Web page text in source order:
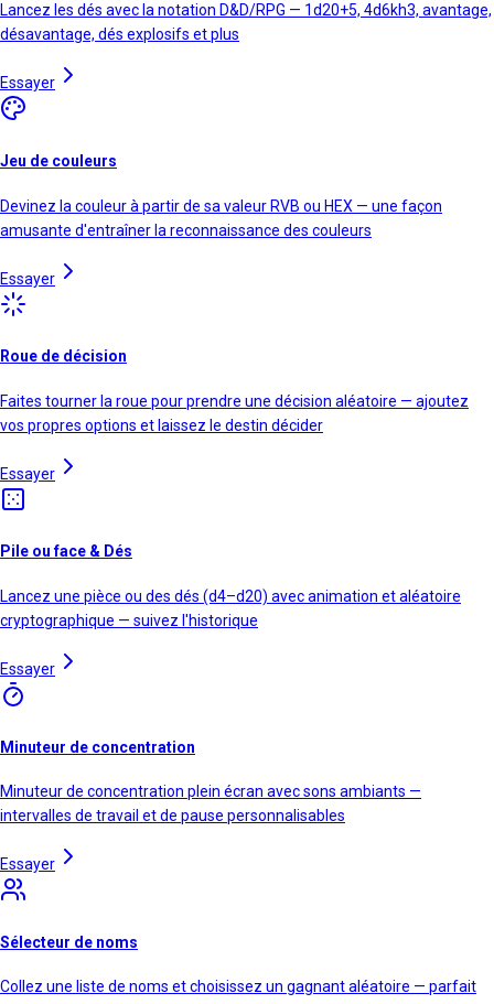
Lancez les dés avec la notation D&D/RPG — 1d20+5, 4d6kh3, avantage,
désavantage, dés explosifs et plus
Essayer
Jeu de couleurs
Devinez la couleur à partir de sa valeur RVB ou HEX — une façon
amusante d'entraîner la reconnaissance des couleurs
Essayer
Roue de décision
Faites tourner la roue pour prendre une décision aléatoire — ajoutez
vos propres options et laissez le destin décider
Essayer
Pile ou face & Dés
Lancez une pièce ou des dés (d4–d20) avec animation et aléatoire
cryptographique — suivez l'historique
Essayer
Minuteur de concentration
Minuteur de concentration plein écran avec sons ambiants —
intervalles de travail et de pause personnalisables
Essayer
Sélecteur de noms
Collez une liste de noms et choisissez un gagnant aléatoire — parfait